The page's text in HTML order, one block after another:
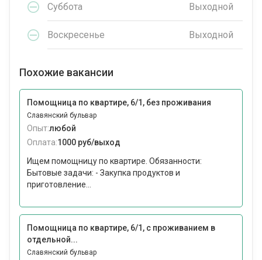
Суббота Выходной
Воскресенье Выходной
Похожие вакансии
Помощница по квартире, 6/1, без проживания
Славянский бульвар
Опыт:любой
Оплата:1000 руб/выход
Ищем помощницу по квартире. Обязанности:
Бытовые задачи: - Закупка продуктов и
приготовление...
Помощница по квартире, 6/1, с проживанием в
отдельной...
Славянский бульвар